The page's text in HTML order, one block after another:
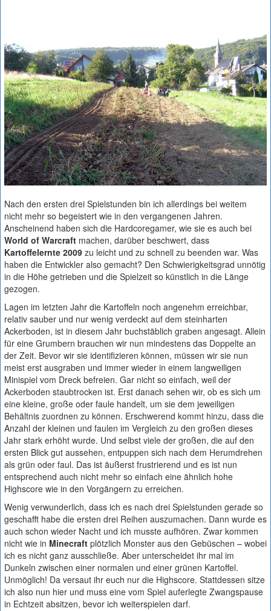
Nach den ersten drei Spielstunden bin ich allerdings bei weitem
nicht mehr so begeistert wie in den vergangenen Jahren.
Anscheinend haben sich die Hardcoregamer, wie sie es auch bei
World of Warcraft machen, darüber beschwert, dass
Kartoffelernte 2009 zu leicht und zu schnell zu beenden war. Was
haben die Entwickler also gemacht? Den Schwierigkeitsgrad unnötig
in die Höhe getrieben und die Spielzeit so künstlich in die Länge
gezogen.
Lagen im letzten Jahr die Kartoffeln noch angenehm erreichbar,
relativ sauber und nur wenig verdeckt auf dem steinharten
Ackerboden, ist in diesem Jahr buchstäblich graben angesagt. Allein
für eine Grumbern brauchen wir nun mindestens das Doppelte an
der Zeit. Bevor wir sie identifizieren können, müssen wir sie nun
meist erst ausgraben und immer wieder in einem langweiligen
Minispiel vom Dreck befreien. Gar nicht so einfach, weil der
Ackerboden staubtrocken ist. Erst danach sehen wir, ob es sich um
eine kleine, große oder faule handelt, um sie dem jeweiligen
Behältnis zuordnen zu können. Erschwerend kommt hinzu, dass die
Anzahl der kleinen und faulen im Vergleich zu den großen dieses
Jahr stark erhöht wurde. Und selbst viele der großen, die auf den
ersten Blick gut aussehen, entpuppen sich nach dem Herumdrehen
als grün oder faul. Das ist äußerst frustrierend und es ist nun
entsprechend auch nicht mehr so einfach eine ähnlich hohe
Highscore wie in den Vorgängern zu erreichen.
Wenig verwunderlich, dass ich es nach drei Spielstunden gerade so
geschafft habe die ersten drei Reihen auszumachen. Dann wurde es
auch schon wieder Nacht und ich musste aufhören. Zwar kommen
nicht wie in Minecraft plötzlich Monster aus den Gebüschen – wobei
ich es nicht ganz ausschließe. Aber unterscheidet ihr mal im
Dunkeln zwischen einer normalen und einer grünen Kartoffel.
Unmöglich! Da versaut ihr euch nur die Highscore. Stattdessen sitze
ich also nun hier und muss eine vom Spiel auferlegte Zwangspause
in Echtzeit absitzen, bevor ich weiterspielen darf.